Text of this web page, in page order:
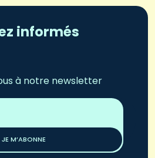
informés
à notre newsletter
JE M’ABONNE